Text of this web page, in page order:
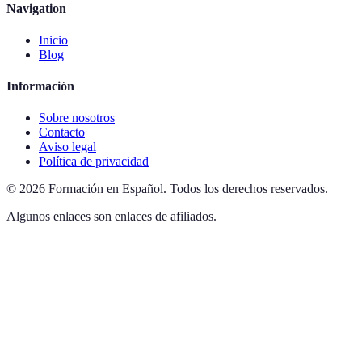
Navigation
Inicio
Blog
Información
Sobre nosotros
Contacto
Aviso legal
Política de privacidad
© 2026 Formación en Español. Todos los derechos reservados.
Algunos enlaces son enlaces de afiliados.